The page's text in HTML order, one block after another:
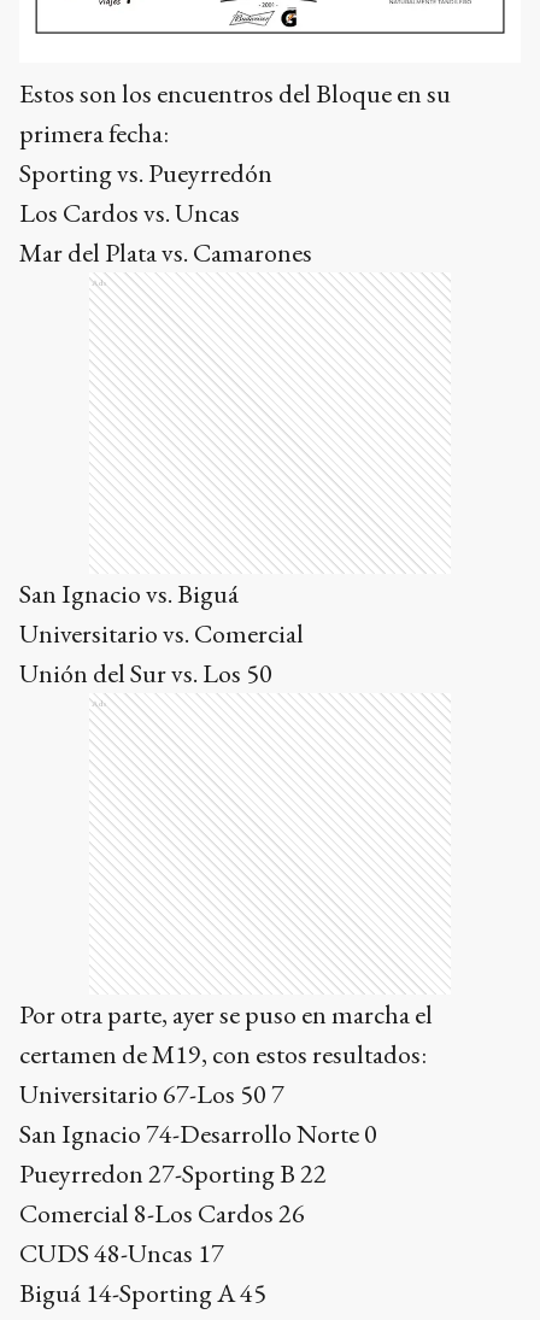
Estos son los encuentros del Bloque en su
primera fecha:
Sporting vs. Pueyrredón
Los Cardos vs. Uncas
Mar del Plata vs. Camarones
Ads
San Ignacio vs. Biguá
Universitario vs. Comercial
Unión del Sur vs. Los 50
Ads
Por otra parte, ayer se puso en marcha el
certamen de M19, con estos resultados:
Universitario 67-Los 50 7
San Ignacio 74-Desarrollo Norte 0
Pueyrredon 27-Sporting B 22
Comercial 8-Los Cardos 26
CUDS 48-Uncas 17
Biguá 14-Sporting A 45